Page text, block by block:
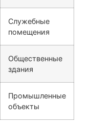
Служебные
помещения
Общественные
здания
Промышленные
объекты